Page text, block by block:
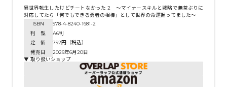
異世界転生したけどチートなかった 2 ～マイナースキルと戦略で無茶ぶりに
対応してたら「何でもできる勇者の相棒」として世界の命運握ってました～
ISBN
978-4-8240-1681-2
判 型
A6判
定 価
792円（税込）
発売日
2026年6月20日
▼ 取り扱いショップ